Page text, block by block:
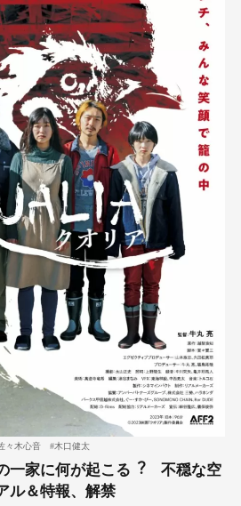
々木心音 #木口健太
⼀家に何が起こる︖ 不穏な空
ル＆特報、解禁